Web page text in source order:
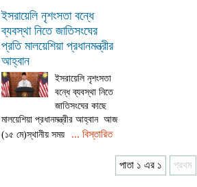
ইসরায়েলি নৃশংসতা বন্ধে
ব্যবস্থা নিতে জাতিসংঘের
প্রতি মালয়েশিয়া প্রধানমন্ত্রীর
আহ্বান
ইসরায়েলি নৃশংসতা
বন্ধে ব্যবস্থা নিতে
জাতিসংঘের কাছে
মালয়েশিয়া প্রধানমন্ত্রীর আহ্বান আজ
(১৫ মে)স্থানীয় সময়
... বিস্তারিত
পাতা ১ এর ১ প্রথম